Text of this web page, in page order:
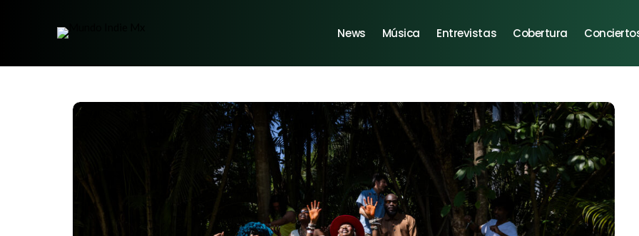
News Música Entrevistas Cobertura